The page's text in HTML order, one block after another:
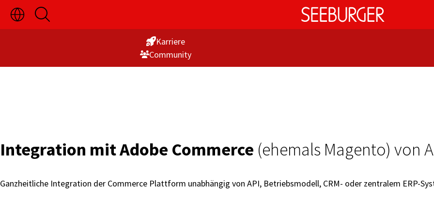
Skip
to
Sprachauswahl
ein-/ausblenden
Suche
öffnen
Karriere
Commu­nity
Integration mit Adobe Commerce (ehemals Magento) von
Ganzheitliche Integration der Commerce Plattform unabhängig von API, Betriebsmodell, CRM- oder zentralem ERP-